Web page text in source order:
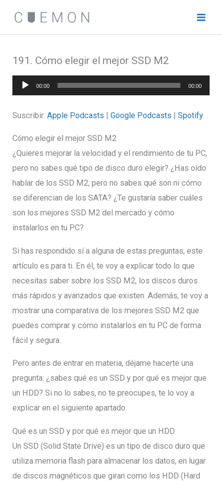
contenido
191. Cómo elegir el mejor SSD M2
Reproductor
de
audio
00:00 00:00
Suscribir:Apple Podcasts |Google Podcasts |Spotify
Cómo elegir el mejor SSD M2
¿Quieres mejorar la velocidad y el rendimiento de tu PC,
pero no sabes qué tipo de disco duro elegir? ¿Has oído
hablar de los SSD M2, pero no sabes qué son ni cómo
se diferencian de los SATA? ¿Te gustaría saber cuáles
son los mejores SSD M2 del mercado y cómo
instalarlos en tu PC?
Si has respondido sí a alguna de estas preguntas, este
artículo es para ti. En él, te voy a explicar todo lo que
necesitas saber sobre los SSD M2, los discos duros
más rápidos y avanzados que existen. Además, te voy a
mostrar una comparativa de los mejores SSD M2 que
puedes comprar y cómo instalarlos en tu PC de forma
fácil y segura.
Pero antes de entrar en materia, déjame hacerte una
pregunta: ¿sabes qué es un SSD y por qué es mejor que
un HDD? Si no lo sabes, no te preocupes, te lo voy a
explicar en el siguiente apartado.
Qué es un SSD y por qué es mejor que un HDD
Un SSD (Solid State Drive) es un tipo de disco duro que
utiliza memoria flash para almacenar los datos, en lugar
de discos magnéticos que giran como los HDD (Hard